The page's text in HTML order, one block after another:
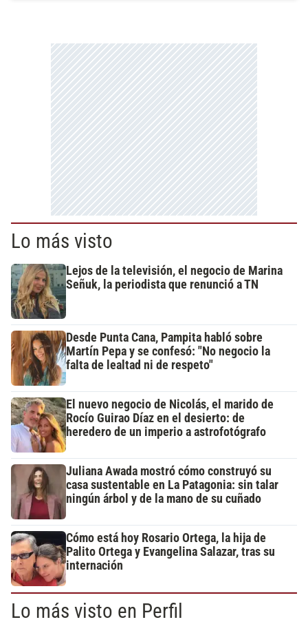
Lo más visto
Lejos de la televisión, el negocio de Marina
Señuk, la periodista que renunció a TN
Desde Punta Cana, Pampita habló sobre
Martín Pepa y se confesó: "No negocio la
falta de lealtad ni de respeto"
El nuevo negocio de Nicolás, el marido de
Rocío Guirao Díaz en el desierto: de
heredero de un imperio a astrofotógrafo
Juliana Awada mostró cómo construyó su
casa sustentable en La Patagonia: sin talar
ningún árbol y de la mano de su cuñado
Cómo está hoy Rosario Ortega, la hija de
Palito Ortega y Evangelina Salazar, tras su
internación
Lo más visto en Perfil